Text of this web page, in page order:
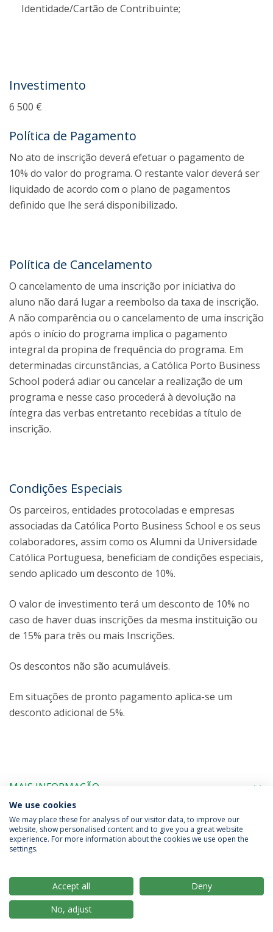
Identidade/Cartão de Contribuinte;
Investimento
6 500 €
Política de Pagamento
No ato de inscrição deverá efetuar o pagamento de
10% do valor do programa. O restante valor deverá ser
liquidado de acordo com o plano de pagamentos
definido que lhe será disponibilizado.
Política de Cancelamento
O cancelamento de uma inscrição por iniciativa do
aluno não dará lugar a reembolso da taxa de inscrição.
A não comparência ou o cancelamento de uma inscrição
após o início do programa implica o pagamento
integral da propina de frequência do programa. Em
determinadas circunstâncias, a Católica Porto Business
School poderá adiar ou cancelar a realização de um
programa e nesse caso procederá à devolução na
íntegra das verbas entretanto recebidas a título de
inscrição.
Condições Especiais
Os parceiros, entidades protocoladas e empresas
associadas da Católica Porto Business School e os seus
colaboradores, assim como os Alumni da Universidade
Católica Portuguesa, beneficiam de condições especiais,
sendo aplicado um desconto de 10%.
O valor de investimento terá um desconto de 10% no
caso de haver duas inscrições da mesma instituição ou
de 15% para três ou mais Inscrições.
Os descontos não são acumuláveis.
Em situações de pronto pagamento aplica-se um
desconto adicional de 5%.
MAIS INFORMAÇÃO
Política de Privacidade
Termos & Condições
© 2026 Universidade Católica Portuguesa
We use cookies
We may place these for analysis of our visitor data, to improve our
website, show personalised content and to give you a great website
experience. For more information about the cookies we use open the
settings.
Accept all
Deny
No, adjust